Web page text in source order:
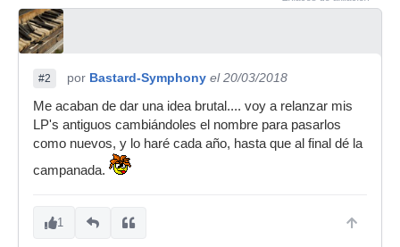
#2 por Bastard-Symphony el 20/03/2018
Me acaban de dar una idea brutal.... voy a relanzar mis
LP's antiguos cambiándoles el nombre para pasarlos
como nuevos, y lo haré cada año, hasta que al final dé la
campanada.
1